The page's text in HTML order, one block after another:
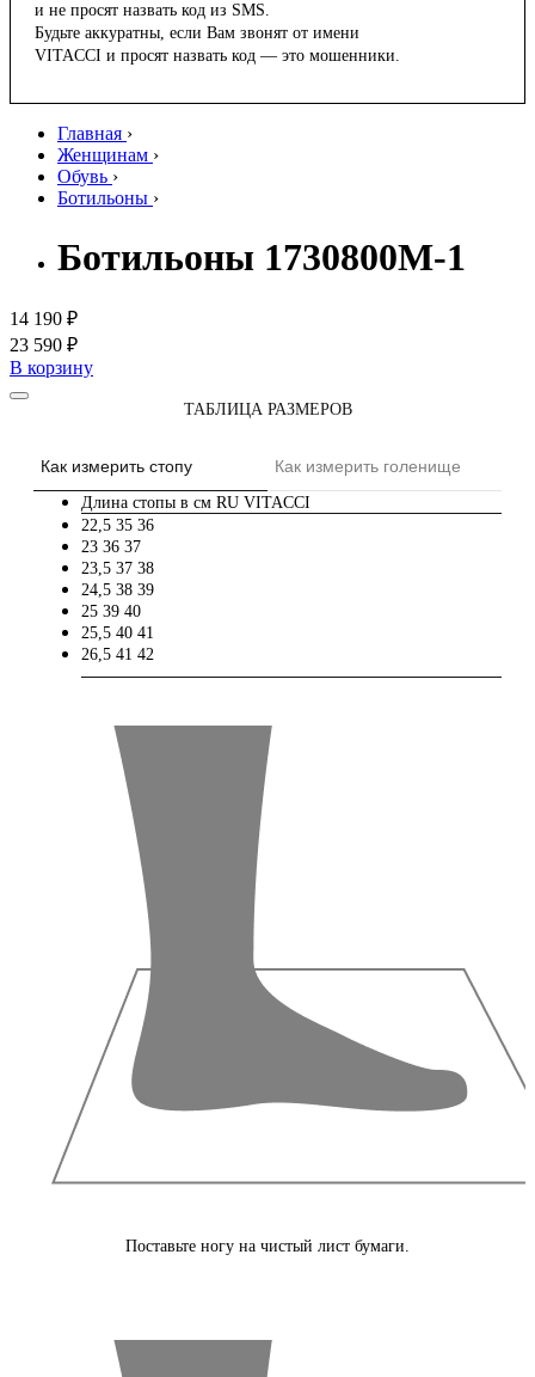
и не просят назвать код из SMS.
Будьте аккуратны, если Вам звонят от имени
VITACCI и просят назвать код — это мошенники.
Главная ›
Женщинам ›
Обувь ›
Ботильоны ›
Ботильоны 1730800M-1
14 190 ₽
23 590 ₽
В корзину
ТАБЛИЦА РАЗМЕРОВ
Как измерить стопу Как измерить голенище
Длина стопы в см RU VITACCI
22,5 35 36
23 36 37
23,5 37 38
24,5 38 39
25 39 40
25,5 40 41
26,5 41 42
Поставьте ногу на чистый лист бумаги.